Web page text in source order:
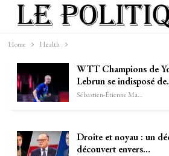
Home Health
WTT Champions de
Lebrun se indisposé
Sébastien-Étienne Marechal
Droite et noyau : un
découvert envers…